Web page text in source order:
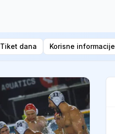
Tiket dana Korisne informacije